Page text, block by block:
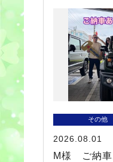
その他
2026.08.01
M様 ご納車